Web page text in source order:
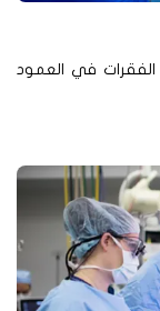
في العمود